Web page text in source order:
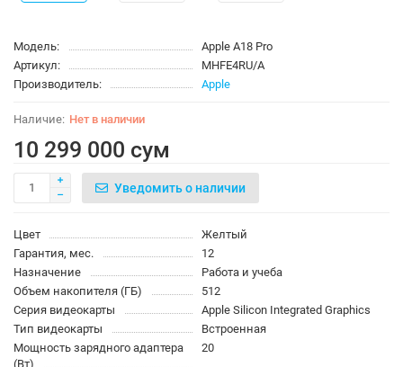
Модель:
Apple A18 Pro
Артикул:
MHFE4RU/A
Производитель:
Apple
Нет в наличии
10 299 000 сум
Уведомить о наличии
Цвет
Желтый
Гарантия, мес.
12
Назначение
Работа и учеба
Объем накопителя (ГБ)
512
Серия видеокарты
Apple Silicon Integrated Graphics
Тип видеокарты
Встроенная
Мощность зарядного адаптера
(Вт)
20